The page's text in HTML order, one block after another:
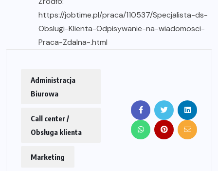
https://jobtime.pl/praca/110537/Specjalista-ds-
Obslugi-Klienta-Odpisywanie-na-wiadomosci-
Praca-Zdalna-.html
Administracja
Biurowa
Call center /
Obsługa klienta
Marketing